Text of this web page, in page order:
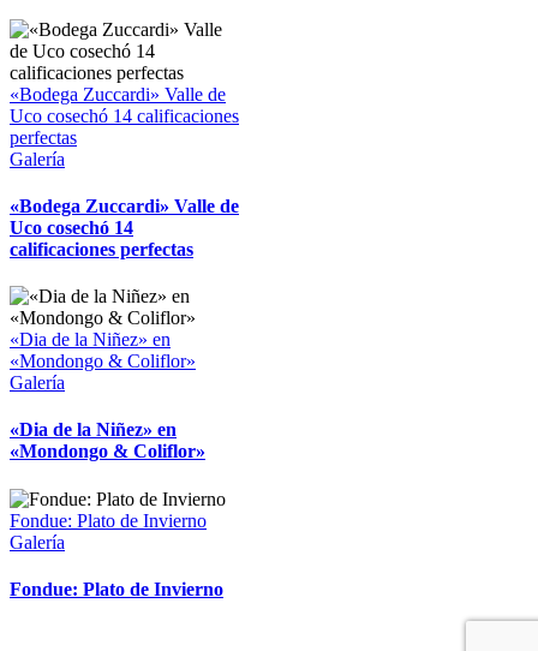
«Bodega Zuccardi» Valle de
Uco cosechó 14 calificaciones
perfectas
Galería
«Bodega Zuccardi» Valle de
Uco cosechó 14
calificaciones perfectas
«Dia de la Niñez» en
«Mondongo & Coliflor»
Galería
«Dia de la Niñez» en
«Mondongo & Coliflor»
Fondue: Plato de Invierno
Galería
Fondue: Plato de Invierno